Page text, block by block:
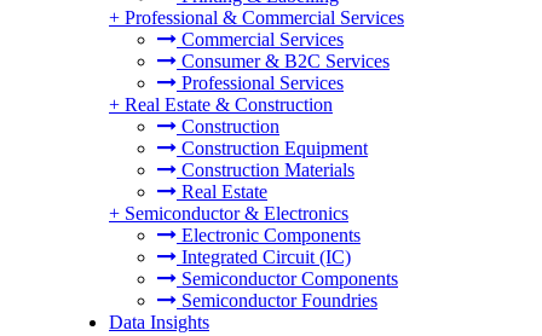
+ Professional & Commercial Services
Commercial Services
Consumer & B2C Services
Professional Services
+ Real Estate & Construction
Construction
Construction Equipment
Construction Materials
Real Estate
+ Semiconductor & Electronics
Electronic Components
Integrated Circuit (IC)
Semiconductor Components
Semiconductor Foundries
Data Insights